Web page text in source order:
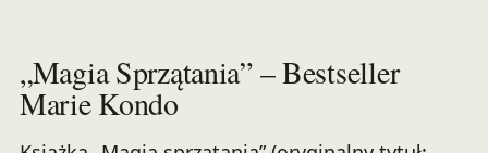
„Magia Sprzątania” – Bestseller
Marie Kondo